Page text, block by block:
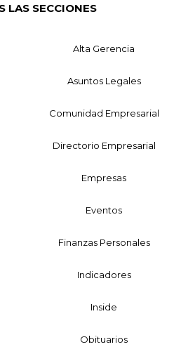
LAS SECCIONES
Alta Gerencia
Asuntos Legales
Comunidad Empresarial
Directorio Empresarial
Empresas
Eventos
Finanzas Personales
Indicadores
Inside
Obituarios